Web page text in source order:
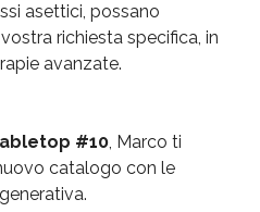
asettici, possano
richiesta specifica, in
avanzate.
#10, Marco ti
catalogo con le